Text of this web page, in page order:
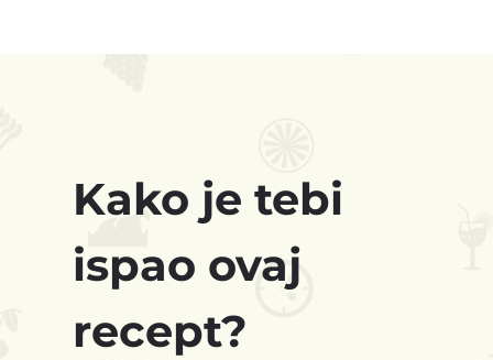
Kako je tebi
ispao ovaj
recept?